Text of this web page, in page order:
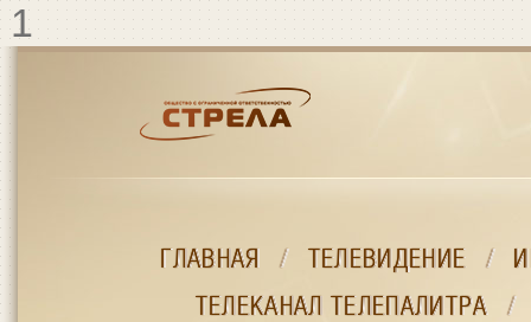
Перейти к основному содержанию
1
ГЛАВНАЯ / ТЕЛЕВИДЕНИЕ /
ТЕЛЕКАНАЛ ТЕЛЕПАЛИТРА
/
ГЛАВНАЯ / ТЕЛЕВИДЕНИЕ /
ТЕЛЕКАНАЛ ТЕЛЕПАЛИТРА
/